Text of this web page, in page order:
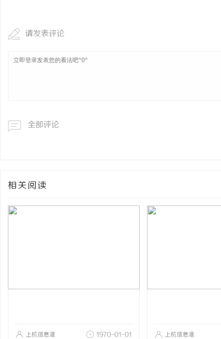
请发表评论
全部评论
相关阅读
上杭信息港 1970-01-01 上杭信息港